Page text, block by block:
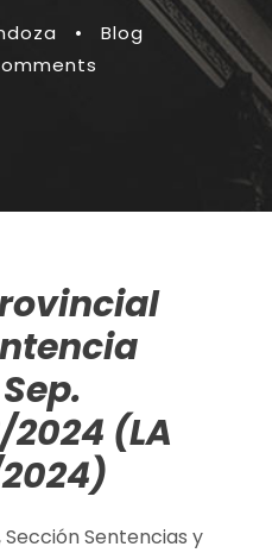
•
Blog
(LA
Sección Sentencias y